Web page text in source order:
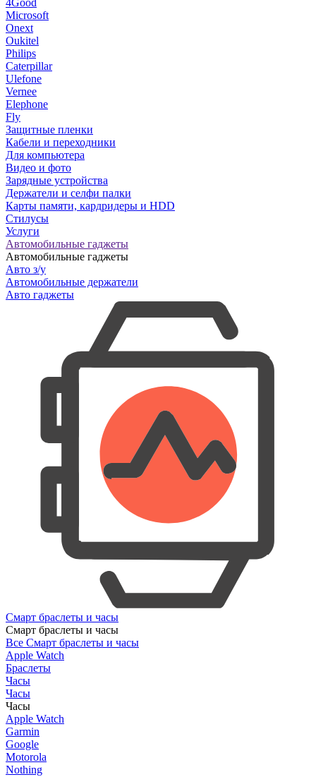
4Good
Microsoft
Onext
Oukitel
Philips
Caterpillar
Ulefone
Vernee
Elephone
Fly
Защитные пленки
Кабели и переходники
Для компьютера
Видео и фото
Зарядные устройства
Держатели и селфи палки
Карты памяти, кардридеры и HDD
Стилусы
Услуги
Автомобильные гаджеты
Автомобильные гаджеты
Авто з/у
Автомобильные держатели
Авто гаджеты
Смарт браслеты и часы
Смарт браслеты и часы
Все Смарт браслеты и часы
Apple Watch
Браслеты
Часы
Часы
Часы
Apple Watch
Garmin
Google
Motorola
Nothing